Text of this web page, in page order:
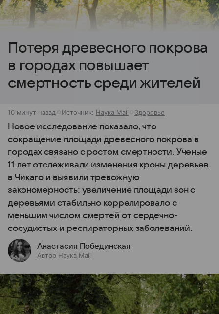
Потеря древесного покрова
в городах повышает
смертность среди жителей
10 минут назад Источник: Наука Mail Здоровье
Новое исследование показало, что
сокращение площади древесного покрова в
городах связано с ростом смертности. Ученые
11 лет отслеживали изменения кроны деревьев
в Чикаго и выявили тревожную
закономерность: увеличение площади зон с
деревьями стабильно коррелировало с
меньшим числом смертей от сердечно-
сосудистых и респираторных заболеваний.
Анастасия Побединская
Автор Наука Mail